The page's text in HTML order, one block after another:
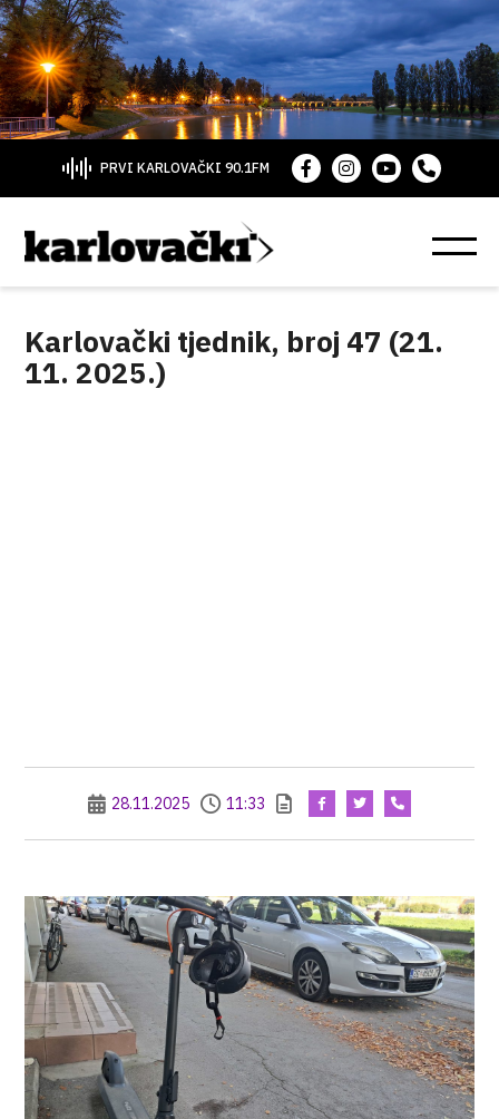
PRVI KARLOVAČKI 90.1FM
Karlovački tjednik, broj 47 (21.
11. 2025.)
28.11.2025 11:33